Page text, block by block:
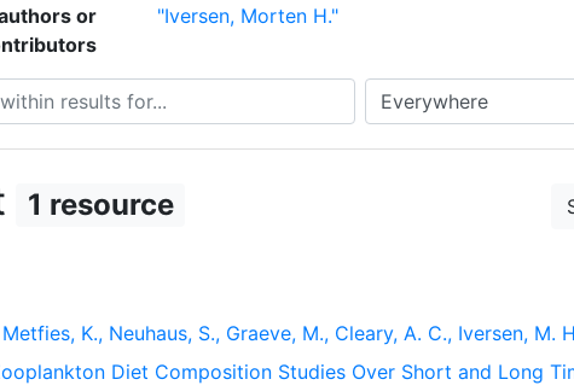
or
"Iversen, Morten H."
results for... Search in...
1 resource
K., Neuhaus, S., Graeve, M., Cleary, A. C., Iversen, M.
Diet Composition Studies Over Short and Long